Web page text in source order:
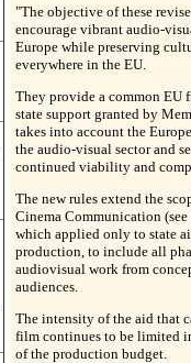
"The objective of these
encourage vibrant audio-
Europe while preserving
everywhere in the EU.
They provide a common EU
state support granted by
takes into account the
the audio-visual sector and
continued viability and
The new rules extend the
Cinema Communication
which applied only to state
production, to include all
audiovisual work from
audiences.
The intensity of the aid that
film continues to be limited
of the production budget.